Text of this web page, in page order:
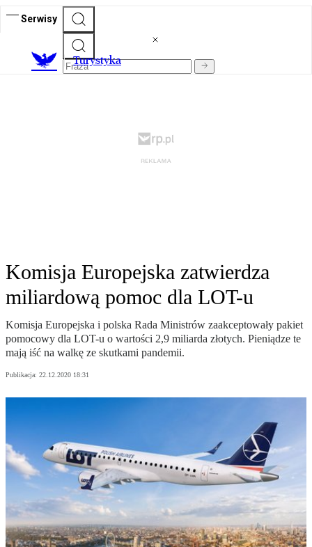
Serwisy
Turystyka
Komisja Europejska zatwierdza
miliardową pomoc dla LOT-u
Komisja Europejska i polska Rada Ministrów zaakceptowały pakiet
pomocowy dla LOT-u o wartości 2,9 miliarda złotych. Pieniądze te
mają iść na walkę ze skutkami pandemii.
Publikacja: 22.12.2020 18:31